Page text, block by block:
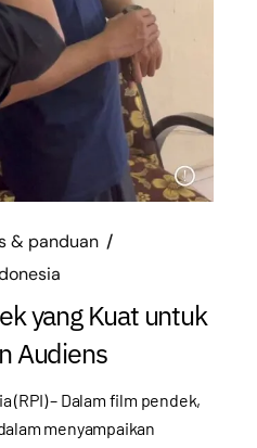
& panduan
yang Kuat untuk
Audiens
(RPI) – Dalam film pendek,
menyampaikan